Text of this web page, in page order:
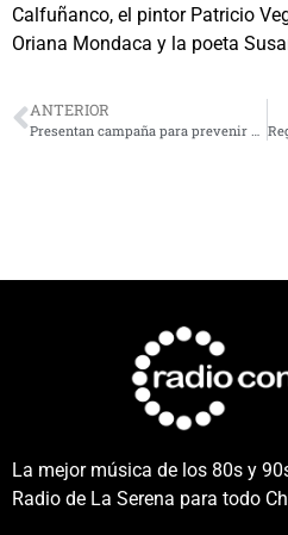
Calfuñanco, el pintor Patricio
Oriana Mondaca y la poeta
ANTERIOR
La mejor música de los 80s y
Radio de La Serena para todo